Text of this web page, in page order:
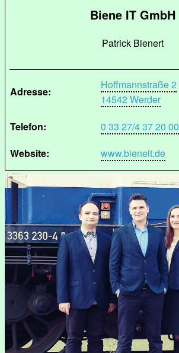
Biene IT GmbH
Patrick Bienert
Adresse:
Hoffmannstraße 2
14542 Werder
Telefon:
0 33 27/4 37 20 00
Website:
www.bieneit.de